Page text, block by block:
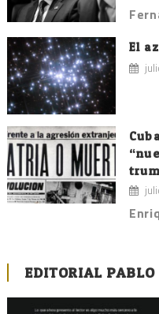
El
EDITORIAL PABLO